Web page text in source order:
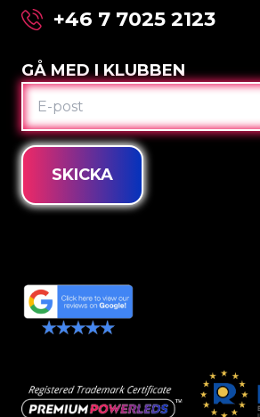
+46 7 7025 2123
GÅ MED I KLUBBEN
E-
POST
SKICKA